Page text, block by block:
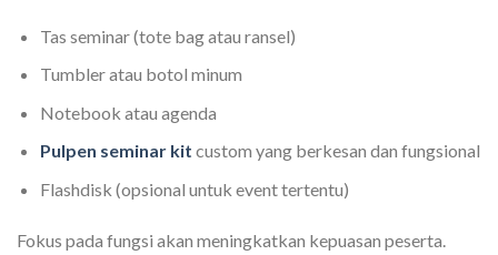
Tas seminar (tote bag atau ransel)
Tumbler atau botol minum
Notebook atau agenda
Pulpen seminar kit custom yang berkesan dan fungsional
Flashdisk (opsional untuk event tertentu)
Fokus pada fungsi akan meningkatkan kepuasan peserta.